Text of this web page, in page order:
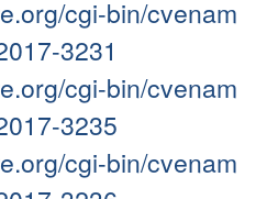
cgi-bin/cvenam
3231
cgi-bin/cvenam
3235
cgi-bin/cvenam